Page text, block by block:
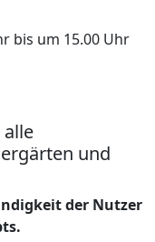
bis um 15.00 Uhr
und
der Nutzer